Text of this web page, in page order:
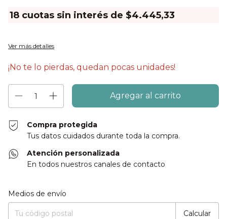
18 cuotas sin interés de $4.445,33
Ver más detalles
¡No te lo pierdas, quedan pocas unidades!
Compra protegida
Tus datos cuidados durante toda la compra.
Atención personalizada
En todos nuestros canales de contacto
Entregas para el CP:
Medios de envío
Calcular